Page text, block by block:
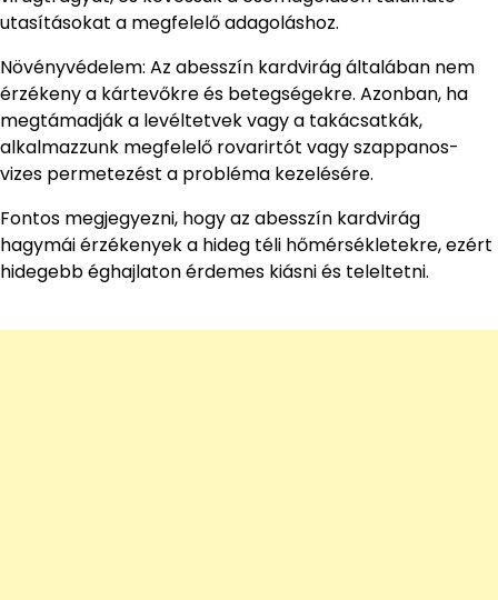
utasításokat a megfelelő adagoláshoz.
Növényvédelem: Az abesszín kardvirág általában nem
érzékeny a kártevőkre és betegségekre. Azonban, ha
megtámadják a levéltetvek vagy a takácsatkák,
alkalmazzunk megfelelő rovarirtót vagy szappanos-
vizes permetezést a probléma kezelésére.
Fontos megjegyezni, hogy az abesszín kardvirág
hagymái érzékenyek a hideg téli hőmérsékletekre, ezért
hidegebb éghajlaton érdemes kiásni és teleltetni.